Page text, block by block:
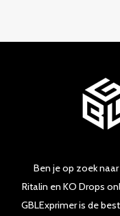
Ben je op zoek
Ritalin en KO Drops
GBLExprimer is de